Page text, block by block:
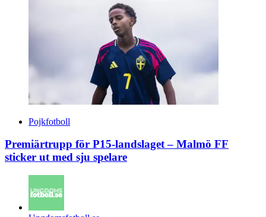
Pojkfotboll
Premiärtrupp för P15-landslaget – Malmö FF
sticker ut med sju spelare